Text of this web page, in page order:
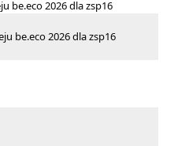
be.eco 2026 dla zsp16